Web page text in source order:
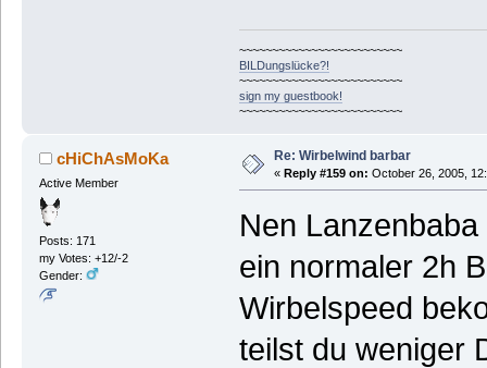
~~~~~~~~~~~~~~~~~~~~~~~~~
BILDungslücke?!
~~~~~~~~~~~~~~~~~~~~~~~~~
sign my guestbook!
~~~~~~~~~~~~~~~~~~~~~~~~~
cHiChAsMoKa
Active Member
Posts: 171
my Votes: +12/-2
Gender:
Re: Wirbelwind barbar
« Reply #159 on: October 26, 2005,
Nen
ein normaler 2h
Wirbelspeed
teilst du weniger